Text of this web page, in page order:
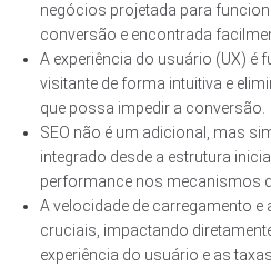
negócios projetada para
conversão e encontrada
A experiência do usuário (UX) é
visitante de forma intuitiva e
que possa impedir a conversão.
SEO não é um adicional, mas
integrado desde a estrutura
performance nos mecanismos
A velocidade de carregamento
cruciais, impactando
experiência do usuário e as